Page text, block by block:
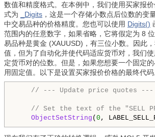
数值和精度格式。在本例中，我们使用买家报
式为
_Digits ，这是一个存储小数点后位数的变
中交易品种的价格精度。您也可以使用 Digits()
范围内的任意数字，如果省略，它将假定为 8
易品种是黄金 (XAUUSD)，有三位小数。因此
值，但为了自动化并使代码适应货币对，我们
定货币对的位数。但是，如果您想要一个固定
用固定值。以下是设置买家报价价格的最终代码
// --- Update price quotes ---
// Set the text of the "SELL
ObjectSetString ( 0 ,